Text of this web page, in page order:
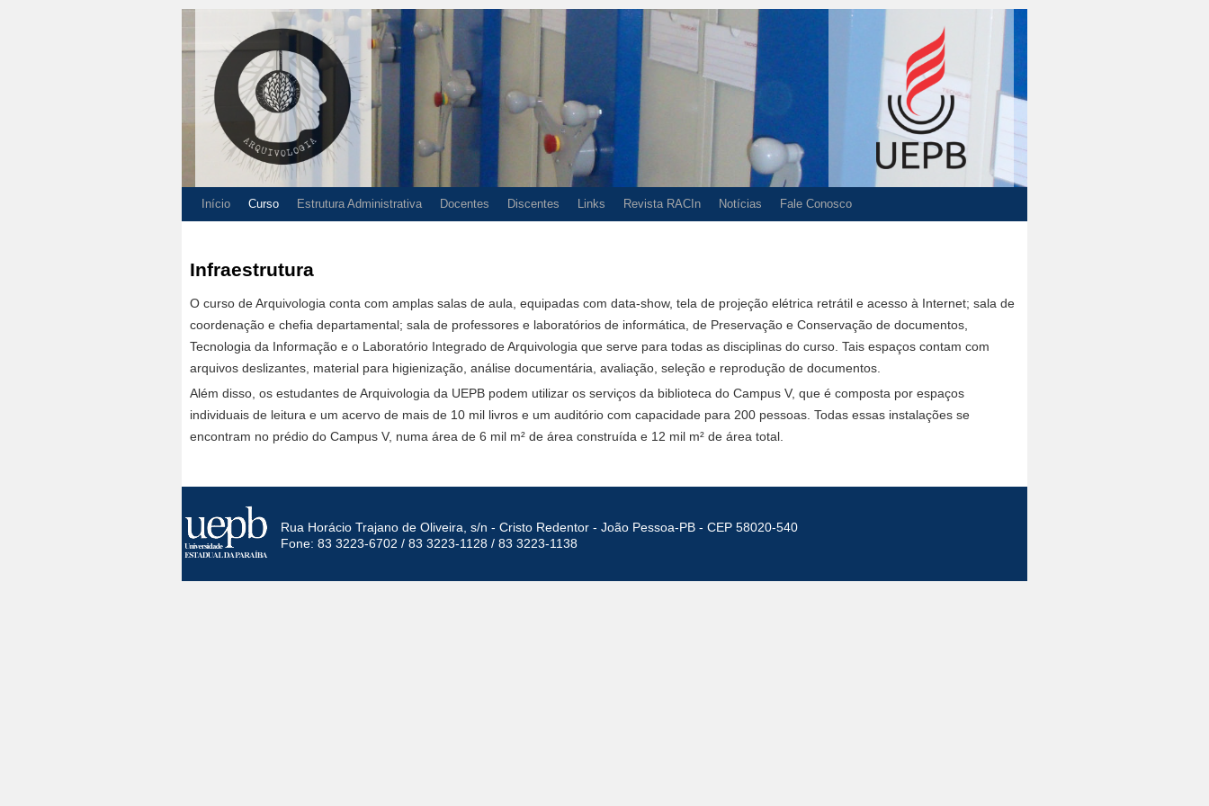
Início Curso Estrutura Administrativa Docentes Discentes Links Revista RACIn Notícias Fale Conosco
Infraestrutura
O curso de Arquivologia conta com amplas salas de aula, equipadas com data-show, tela de projeção elétrica retrátil e acesso à Internet; sala de
coordenação e chefia departamental; sala de professores e laboratórios de informática, de Preservação e Conservação de documentos,
Tecnologia da Informação e o Laboratório Integrado de Arquivologia que serve para todas as disciplinas do curso. Tais espaços contam com
arquivos deslizantes, material para higienização, análise documentária, avaliação, seleção e reprodução de documentos.
Além disso, os estudantes de Arquivologia da UEPB podem utilizar os serviços da biblioteca do Campus V, que é composta por espaços
individuais de leitura e um acervo de mais de 10 mil livros e um auditório com capacidade para 200 pessoas. Todas essas instalações se
encontram no prédio do Campus V, numa área de 6 mil m² de área construída e 12 mil m² de área total.
Rua Horácio Trajano de Oliveira, s/n - Cristo Redentor - João Pessoa-PB - CEP 58020-540
Fone: 83 3223-6702 / 83 3223-1128 / 83 3223-1138